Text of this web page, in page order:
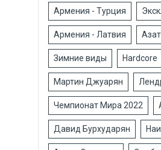
Армения - Турция
Армения - Латвия
Зимние виды Hardcore
Мартин Джуарян
Чемпионат Мира 2022
Давид Бурхударян